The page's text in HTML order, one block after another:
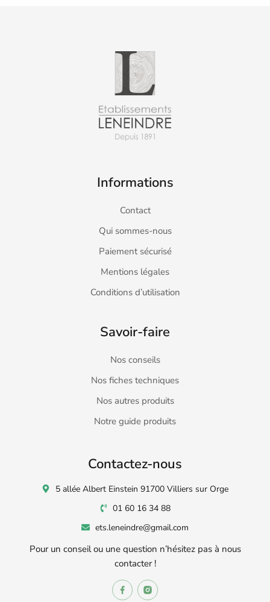
Informations
Contact
Qui sommes-nous
Paiement sécurisé
Mentions légales
Conditions d’utilisation
Savoir-faire
Nos conseils
Nos fiches techniques
Nos autres produits
Notre guide produits
Contactez-nous
5 allée Albert Einstein 91700 Villiers sur Orge
01 60 16 34 88
ets.leneindre@gmail.com
Pour un conseil ou une question n’hésitez pas à nous
contacter !